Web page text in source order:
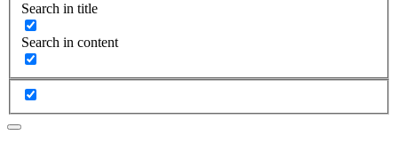
Search in title
Search in content